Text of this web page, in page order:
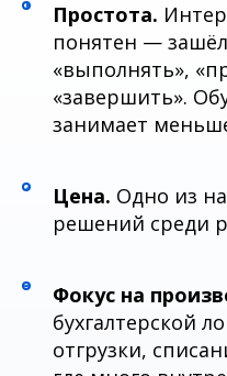
Простота.
понятен —
«выполнять»,
«завершить».
занимает
Цена. Одно из
решений среди
Фокус на
бухгалтерской
отгрузки,